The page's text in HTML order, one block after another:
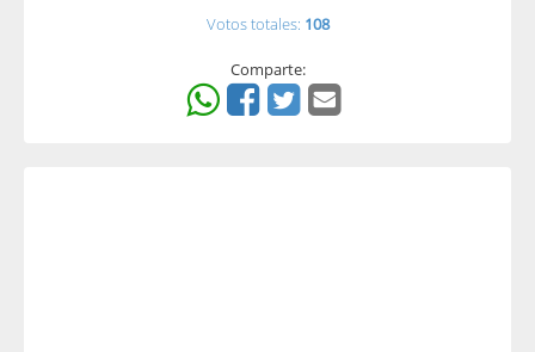
Votos totales: 108
Comparte: